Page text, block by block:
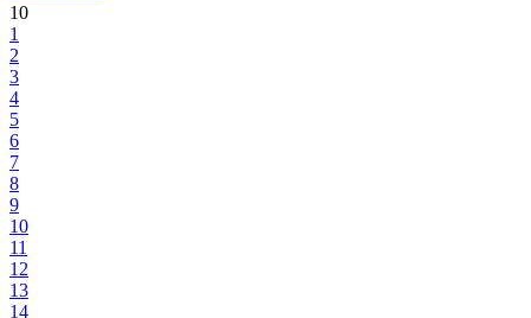
10
1
2
3
4
5
6
7
8
9
10
11
12
13
14